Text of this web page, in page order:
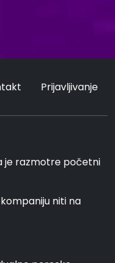
Prijavljivanje
je razmotre početni
niti na